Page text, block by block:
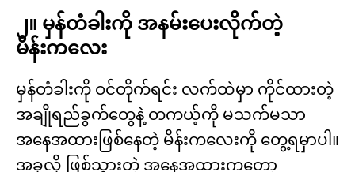
၂။ မှန်တံခါးကို အနမ်းပေးလိုက်တဲ့
မိန်းကလေး
မှန်တံခါးကို ဝင်တိုက်ရင်း လက်ထဲမှာ ကိုင်ထားတဲ့
အချိုရည်ခွက်တွေနဲ့ တကယ့်ကို မသက်မသာ
အနေအထားဖြစ်နေတဲ့ မိန်းကလေးကို တွေ့ရမှာပါ။
အခုလို ဖြစ်သွားတဲ့ အနေအထားကတော့